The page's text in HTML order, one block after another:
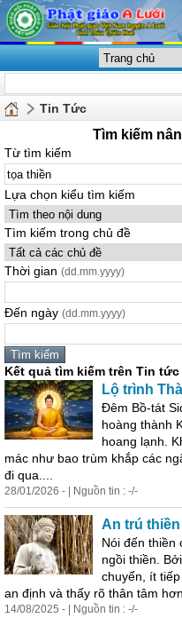
Tin Tức
Tìm kiếm
Từ tìm kiếm
Lựa chọn kiểu tìm kiếm
Tìm kiếm trong chủ đề
Thời gian (dd.mm.yyyy)
Đến ngày (dd.mm.yyyy)
Kết quả tìm kiếm trên Tin tức
Lộ trình
Đêm Bồ-tát
hoàng thành
hoang lạnh.
mác như bao trùm khắp các
đi qua....
28/01/2026 - | Nguồn tin : -/-
An trú thiền
Nói đến thiền
ngồi thiền .
chuyển, ít
an định và thấy rõ thân tâm
14/08/2025 - | Nguồn tin : -/-